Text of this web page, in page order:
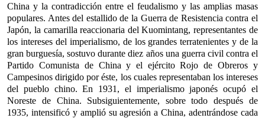
China y la contradicción entre el feudalismo y las amplias masas
populares. Antes del estallido de la Guerra de Resistencia contra el
Japón, la camarilla reaccionaria del Kuomintang, representantes de
los intereses del imperialismo, de los grandes terratenientes y de la
gran burguesía, sostuvo durante diez años una guerra civil contra el
Partido Comunista de China y el ejército Rojo de Obreros y
Campesinos dirigido por éste, los cuales representaban los intereses
del pueblo chino. En 1931, el imperialismo japonés ocupó el
Noreste de China. Subsiguientemente, sobre todo después de
1935, intensificó y amplió su agresión a China, adentrándose cada